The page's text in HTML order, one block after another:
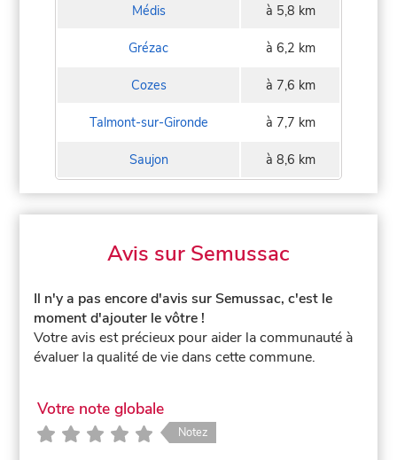
Médis à 5,8 km
Grézac à 6,2 km
Cozes à 7,6 km
Talmont-sur-Gironde à 7,7 km
Saujon à 8,6 km
Avis sur Semussac
Il n'y a pas encore d'avis sur Semussac, c'est le
moment d'ajouter le vôtre !
Votre avis est précieux pour aider la communauté à
évaluer la qualité de vie dans cette commune.
Votre note globale
Notez